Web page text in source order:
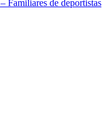
Familiares de deportistas